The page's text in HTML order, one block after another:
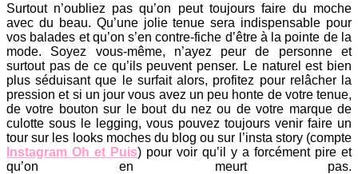
Surtout n’oubliez pas qu’on peut toujours faire du moche
avec du beau. Qu’une jolie tenue sera indispensable pour
vos balades et qu’on s’en contre-fiche d’être à la pointe de la
mode. Soyez vous-même, n’ayez peur de personne et
surtout pas de ce qu’ils peuvent penser. Le naturel est bien
plus séduisant que le surfait alors, profitez pour relâcher la
pression et si un jour vous avez un peu honte de votre tenue,
de votre bouton sur le bout du nez ou de votre marque de
culotte sous le legging, vous pouvez toujours venir faire un
tour sur les looks moches du blog ou sur l’insta story (compte
Instagram Oh et Puis) pour voir qu’il y a forcément pire et
qu’on en meurt pas.